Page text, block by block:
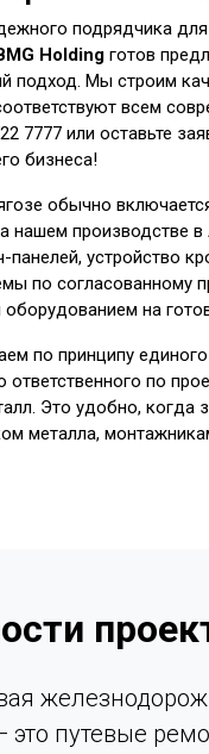
подрядчика для
Holding готов
подход. Мы строим
всем
7777 или оставьте
бизнеса!
обычно
нашем производстве
панелей, устройство
по согласованному
на
по принципу
ответственного по
Это удобно, когда
металла,
это путевые